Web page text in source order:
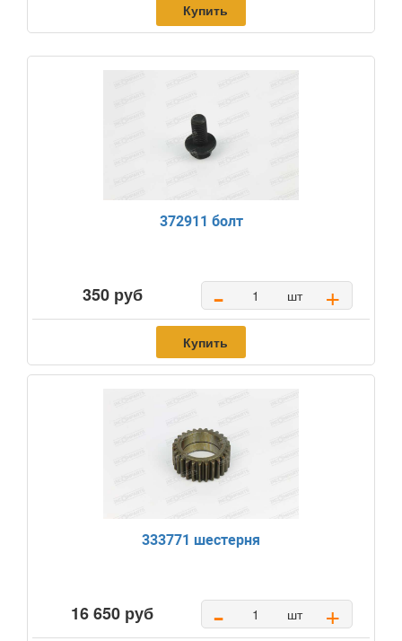
Купить
372911 болт
350 руб - шт +
Купить
333771 шестерня
16 650 руб - шт +